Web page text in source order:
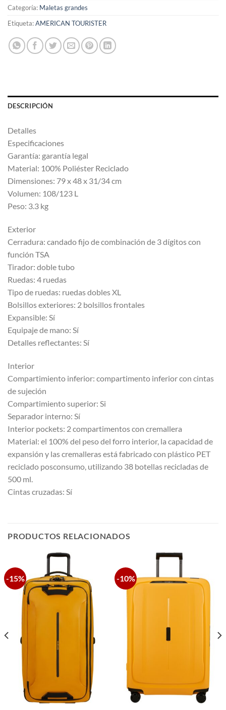
Categoría: Maletas grandes
Etiqueta:AMERICAN TOURISTER
DESCRIPCIÓN
Detalles
Especificaciones
Garantía: garantía legal
Material: 100% Poliéster Reciclado
Dimensiones: 79 x 48 x 31/34 cm
Volumen: 108/123 L
Peso: 3.3 kg
Exterior
Cerradura: candado fijo de combinación de 3 dígitos con
función TSA
Tirador: doble tubo
Ruedas: 4 ruedas
Tipo de ruedas: ruedas dobles XL
Bolsillos exteriores: 2 bolsillos frontales
Expansible: Sí
Equipaje de mano: Sí
Detalles reflectantes: Sí
Interior
Compartimiento inferior: compartimento inferior con cintas
de sujeción
Compartimiento superior: Si
Separador interno: Sí
Interior pockets: 2 compartimentos con cremallera
Material: el 100% del peso del forro interior, la capacidad de
expansión y las cremalleras está fabricado con plástico PET
reciclado posconsumo, utilizando 38 botellas recicladas de
500 ml.
Cintas cruzadas: Sí
PRODUCTOS RELACIONADOS
-15% -10%